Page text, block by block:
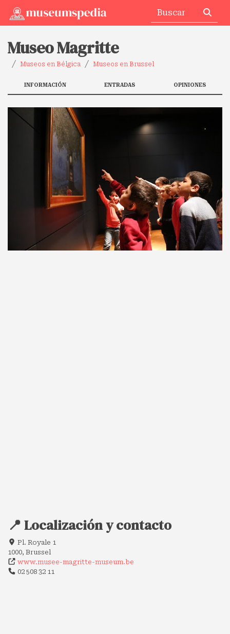
Museo Magritte
Museos en Bélgica Museos en Brussel
INFORMACIÓN ENTRADAS OPINIONES
📍 Localización y contacto
Pl. Royale 1
1000, Brussel
www.musee-magritte-museum.be
02 508 32 11